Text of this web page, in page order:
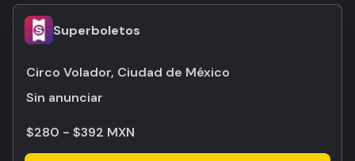
Superboletos
Circo Volador, Ciudad de México
Sin anunciar
$280 - $392 MXN